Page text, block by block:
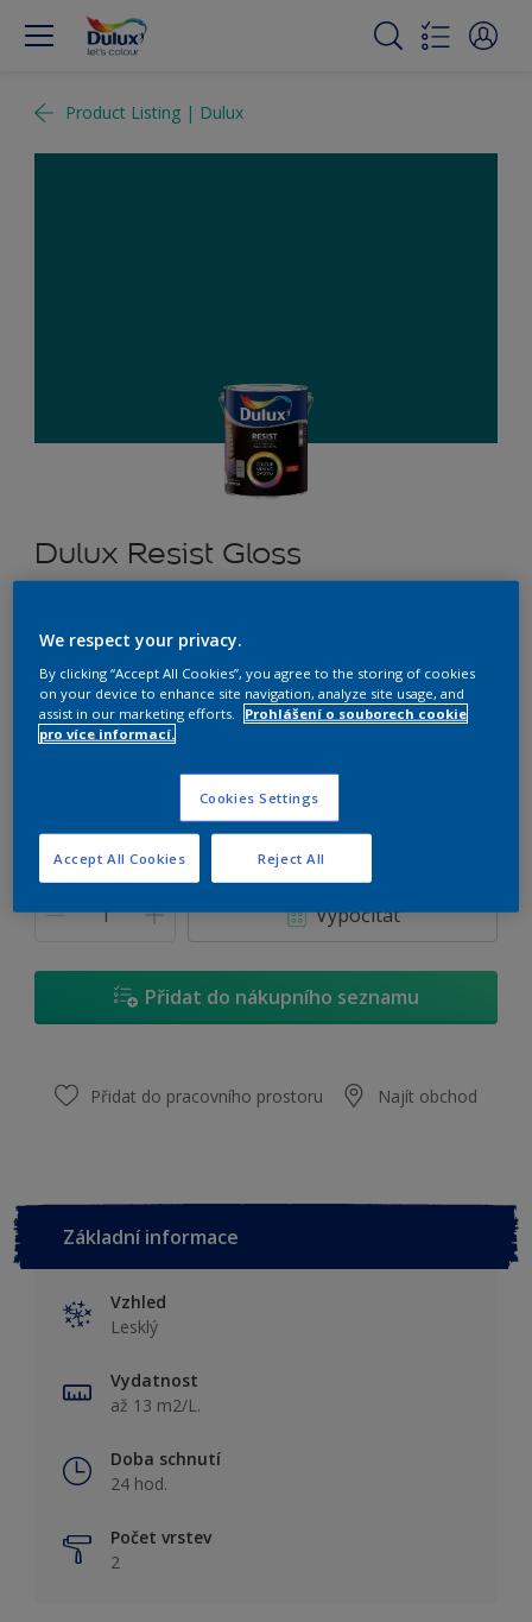
Product Listing | Dulux
Dulux Resist Gloss
P8.50.31
Změnit odstín
2,5 L
Množství Kalkulačka pro výpočet barvy
Vypočítat
Přidat do nákupního seznamu
Přidat do pracovního prostoru Najít obchod
Základní informace
Vzhled
Lesklý
Vydatnost
až 13 m2/L.
Doba schnutí
24 hod.
Počet vrstev
2
We respect your privacy.
By clicking “Accept All Cookies”, you agree to the storing of cookies
on your device to enhance site navigation, analyze site usage, and
assist in our marketing efforts.
Prohlášení o souborech cookie
pro více informací.
Cookies Settings
Reject All
Accept All Cookies